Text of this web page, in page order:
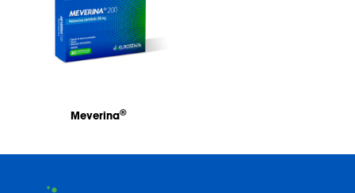
Meverina®